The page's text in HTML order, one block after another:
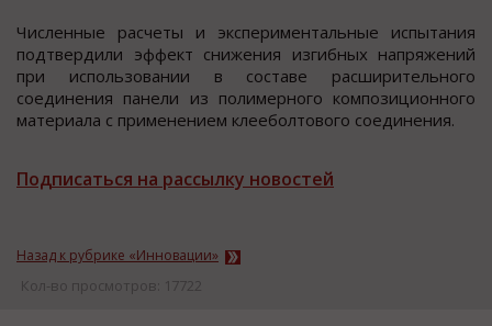
Численные расчеты и экспериментальные испытания
подтвердили эффект снижения изгибных напряжений
при использовании в составе расширительного
соединения панели из полимерного композиционного
материала с применением клееболтового соединения.
Подписаться на рассылку новостей
Назад к рубрике «Инновации»
Кол-во просмотров: 17722